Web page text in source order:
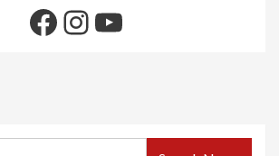
Facebook
Instagram
YouTube